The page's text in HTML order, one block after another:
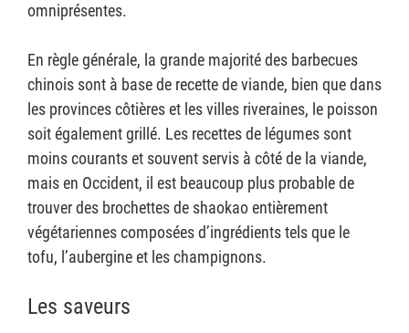
omniprésentes.
En règle générale, la grande majorité des barbecues
chinois sont à base de recette de viande, bien que dans
les provinces côtières et les villes riveraines, le poisson
soit également grillé. Les recettes de légumes sont
moins courants et souvent servis à côté de la viande,
mais en Occident, il est beaucoup plus probable de
trouver des brochettes de shaokao entièrement
végétariennes composées d’ingrédients tels que le
tofu, l’aubergine et les champignons.
Les saveurs